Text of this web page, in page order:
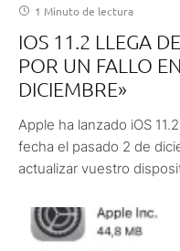
1 Minuto de lectura
IOS 11.2 LLEGA
POR UN FALLO
DICIEMBRE»
Apple ha lanzado iOS
fecha el pasado 2 de
actualizar vuestro